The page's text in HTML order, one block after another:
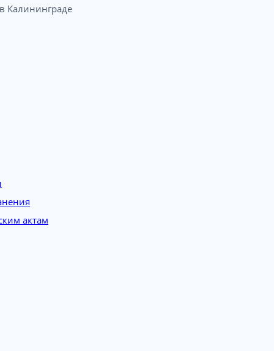
Калининграде​
актам